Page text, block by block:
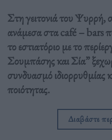
Στη γειτονιά του Ψυρρή,
ανάμεσα στα café – bars
το εστιατόριο με το
Σουμπάσης και Σία”
συνδυασμό ιδιορρυθμίας
ποιότητας.
Διαβάστε